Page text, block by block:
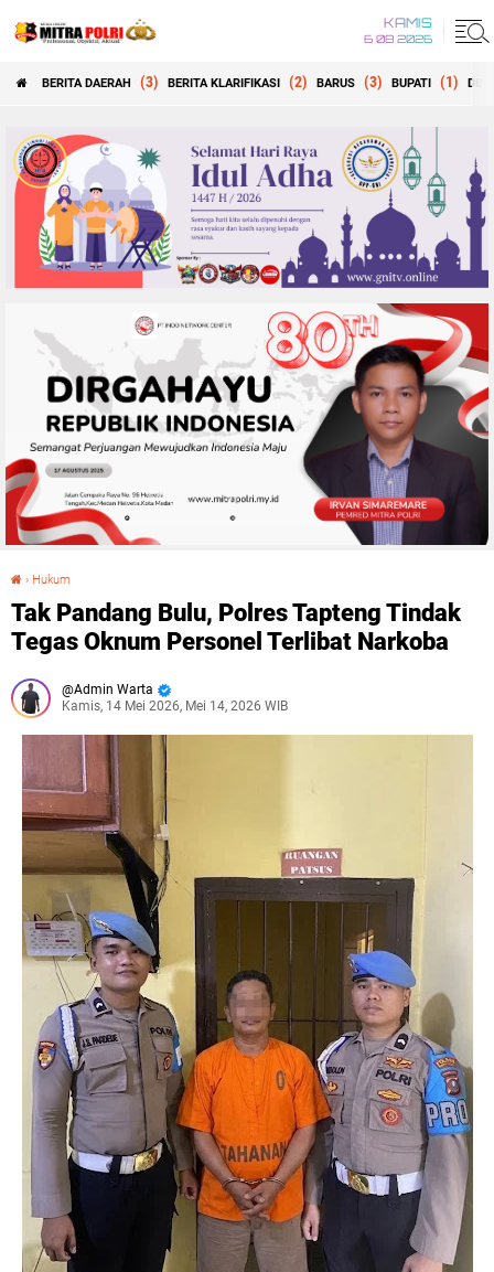
KAMIS
6 08 2026
BERITA DAERAH (3) BERITA KLARIFIKASI (2) BARUS (3) BUPATI (1)
› Hukum
Tak Pandang Bulu, Polres Tapteng Tindak
Tegas Oknum Personel Terlibat Narkoba
Admin Warta
Kamis, 14 Mei 2026, Mei 14, 2026 WIB